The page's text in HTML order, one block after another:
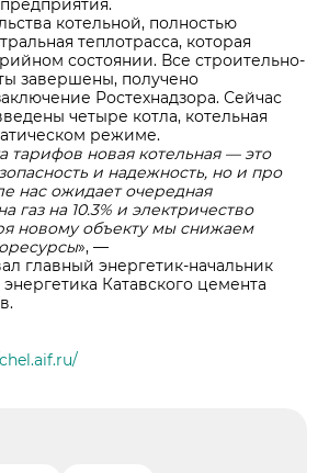
котельной, полностью
теплотрасса, которая
состоянии. Все строительно-
завершены, получено
Ростехнадзора. Сейчас
четыре котла, котельная
режиме.
тарифов новая котельная — это
и надежность, но и про
нас ожидает очередная
газ на 10.3% и электричество
новому объекту мы снижаем
», —
главный энергетик-начальник
Катавского цемента